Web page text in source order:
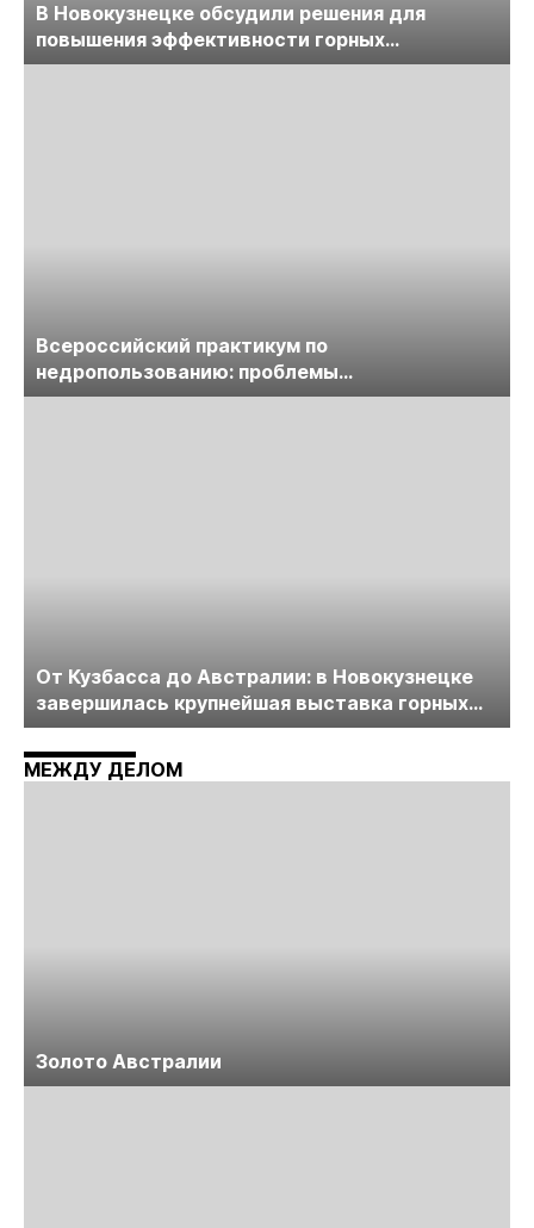
В Новокузнецке обсудили решения для
повышения эффективности горных
предприятий
Всероссийский практикум по
недропользованию: проблемы
лицензирования, цифровизации, экспертизы
От Кузбасса до Австралии: в Новокузнецке
завершилась крупнейшая выставка горных
технологий «Недра России. Уголь России и
Майнинг»
МЕЖДУ ДЕЛОМ
Золото Австралии